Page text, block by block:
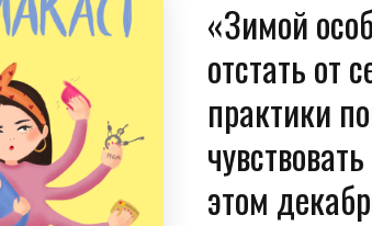
«Зимой
отстать от
практики
этом